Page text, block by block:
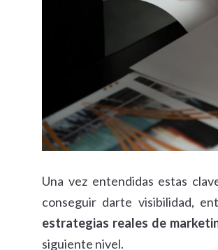
Una vez entendidas estas
conseguir darte visibilidad,
estrategias reales de
siguiente nivel.